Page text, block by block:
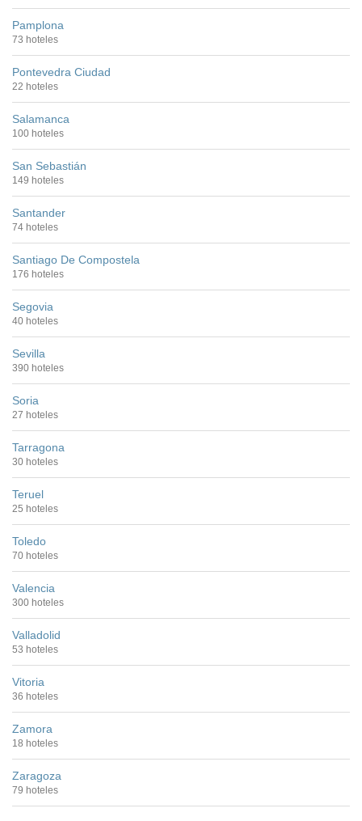
Pamplona
73 hoteles
Pontevedra Ciudad
22 hoteles
Salamanca
100 hoteles
San Sebastián
149 hoteles
Santander
74 hoteles
Santiago De Compostela
176 hoteles
Segovia
40 hoteles
Sevilla
390 hoteles
Soria
27 hoteles
Tarragona
30 hoteles
Teruel
25 hoteles
Toledo
70 hoteles
Valencia
300 hoteles
Valladolid
53 hoteles
Vitoria
36 hoteles
Zamora
18 hoteles
Zaragoza
79 hoteles